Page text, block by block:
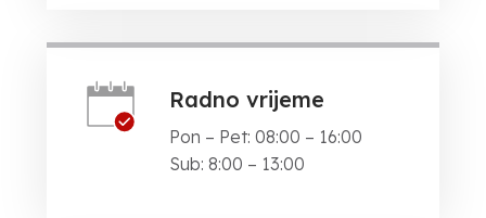
Radno vrijeme
Pon – Pet: 08:00 – 16:00
Sub: 8:00 – 13:00